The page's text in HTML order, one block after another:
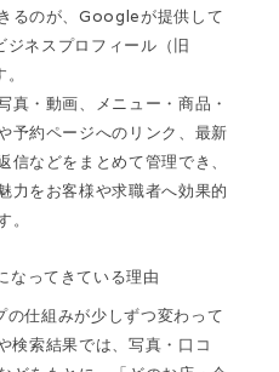
るのが、Googleが提供して
ネスプロフィール（旧
真・動画、メニュー・商品・
予約ページへのリンク、最新
などをまとめて管理でき、
力をお客様や求職者へ効果的
なってきている理由
仕組みが少しずつ変わって
検索結果では、写真・口コ